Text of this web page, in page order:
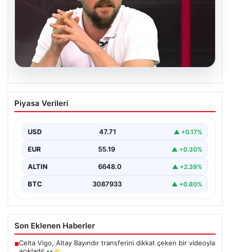
06.08.2026
Transfer krizi soruşturmaya dönüştü!
Burhan Can Terzi için harekete geçildi
Piyasa Verileri
USD 47.71 ▲ +0.17%
EUR 55.19 ▲ +0.30%
ALTIN 6648.0 ▲ +2.39%
BTC 3087933 ▲ +0.80%
Son Eklenen Haberler
■Celta Vigo, Altay Bayındır transferini dikkat çeken bir videoyla